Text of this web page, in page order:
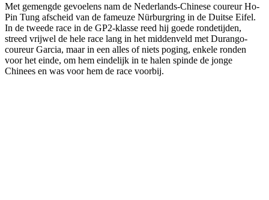
Met gemengde gevoelens nam de Nederlands-Chinese coureur Ho-
Pin Tung afscheid van de fameuze Nürburgring in de Duitse Eifel.
In de tweede race in de GP2-klasse reed hij goede rondetijden,
streed vrijwel de hele race lang in het middenveld met Durango-
coureur Garcia, maar in een alles of niets poging, enkele ronden
voor het einde, om hem eindelijk in te halen spinde de jonge
Chinees en was voor hem de race voorbij.